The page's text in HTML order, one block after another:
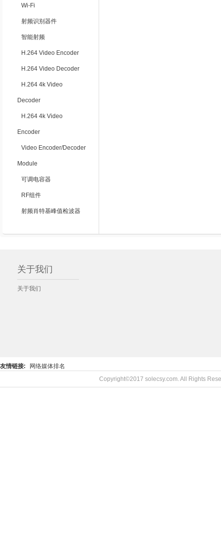
Wi-Fi
射频识别器件
智能射频
H.264 Video Encoder
H.264 Video Decoder
H.264 4k Video
Decoder
H.264 4k Video
Encoder
Video Encoder/Decoder
Module
可调电容器
RF组件
射频肖特基峰值检波器
关于我们
关于我们
友情链接:
网络媒体排名
Copyright©2017 solecsy.com. All Rights